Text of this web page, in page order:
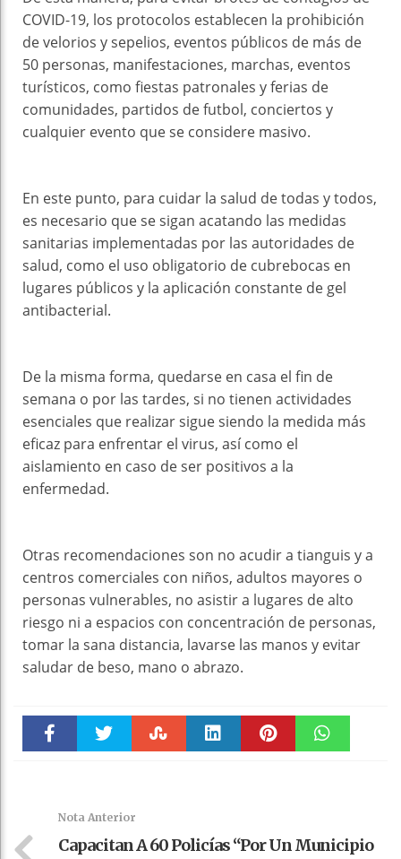
COVID-19, los protocolos establecen la prohibición
de velorios y sepelios, eventos públicos de más de
50 personas, manifestaciones, marchas, eventos
turísticos, como fiestas patronales y ferias de
comunidades, partidos de futbol, conciertos y
cualquier evento que se considere masivo.
En este punto, para cuidar la salud de todas y todos,
es necesario que se sigan acatando las medidas
sanitarias implementadas por las autoridades de
salud, como el uso obligatorio de cubrebocas en
lugares públicos y la aplicación constante de gel
antibacterial.
De la misma forma, quedarse en casa el fin de
semana o por las tardes, si no tienen actividades
esenciales que realizar sigue siendo la medida más
eficaz para enfrentar el virus, así como el
aislamiento en caso de ser positivos a la
enfermedad.
Otras recomendaciones son no acudir a tianguis y a
centros comerciales con niños, adultos mayores o
personas vulnerables, no asistir a lugares de alto
riesgo ni a espacios con concentración de personas,
tomar la sana distancia, lavarse las manos y evitar
saludar de beso, mano o abrazo.
Nota Anterior
Capacitan A 60 Policías “Por Un Municipio